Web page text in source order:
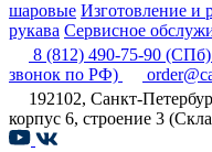
шаровые Изготовление и
рукава Сервисное
8 (812) 490-75-90 (СПб)
звонок по РФ)
192102, Санкт-
корпус 6, строение 3